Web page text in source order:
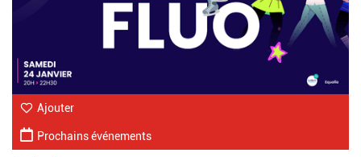
Ajouter
Prochains événements